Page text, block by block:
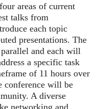
areas of current
talks from
each topic
presentations. The
and each will
a specific task
of 11 hours over
conference will be
A diverse
networking and